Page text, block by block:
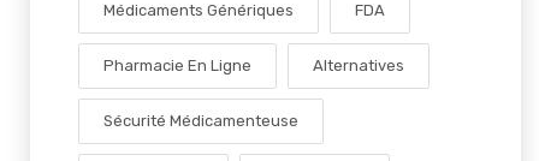
Médicaments Génériques FDA
Pharmacie En Ligne Alternatives
Sécurité Médicamenteuse